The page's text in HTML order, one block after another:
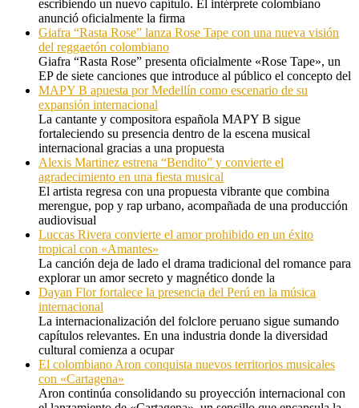
escribiendo un nuevo capítulo. El intérprete colombiano
anunció oficialmente la firma
Giafra “Rasta Rose” lanza Rose Tape con una nueva visión
del reggaetón colombiano
Giafra “Rasta Rose” presenta oficialmente «Rose Tape», un
EP de siete canciones que introduce al público el concepto del
MAPY B apuesta por Medellín como escenario de su
expansión internacional
La cantante y compositora española MAPY B sigue
fortaleciendo su presencia dentro de la escena musical
internacional gracias a una propuesta
Alexis Martinez estrena “Bendito” y convierte el
agradecimiento en una fiesta musical
El artista regresa con una propuesta vibrante que combina
merengue, pop y rap urbano, acompañada de una producción
audiovisual
Luccas Rivera convierte el amor prohibido en un éxito
tropical con «Amantes»
La canción deja de lado el drama tradicional del romance para
explorar un amor secreto y magnético donde la
Dayan Flor fortalece la presencia del Perú en la música
internacional
La internacionalización del folclore peruano sigue sumando
capítulos relevantes. En una industria donde la diversidad
cultural comienza a ocupar
El colombiano Aron conquista nuevos territorios musicales
con «Cartagena»
Aron continúa consolidando su proyección internacional con